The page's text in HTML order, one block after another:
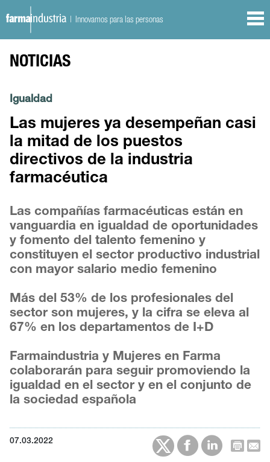
| Innovamos para las personas
NOTICIAS
Igualdad
Las mujeres ya desempeñan casi
la mitad de los puestos
directivos de la industria
farmacéutica
Las compañías farmacéuticas están en
vanguardia en igualdad de oportunidades
y fomento del talento femenino y
constituyen el sector productivo industrial
con mayor salario medio femenino
Más del 53% de los profesionales del
sector son mujeres, y la cifra se eleva al
67% en los departamentos de I+D
Farmaindustria y Mujeres en Farma
colaborarán para seguir promoviendo la
igualdad en el sector y en el conjunto de
la sociedad española
07.03.2022